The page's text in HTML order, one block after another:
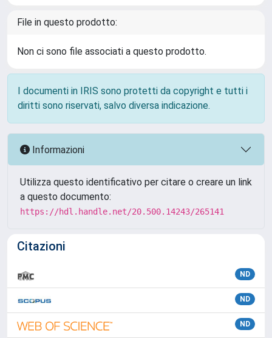
File in questo prodotto:
Non ci sono file associati a questo prodotto.
I documenti in IRIS sono protetti da copyright e tutti i
diritti sono riservati, salvo diversa indicazione.
Informazioni
Utilizza questo identificativo per citare o creare un link
a questo documento:
https://hdl.handle.net/20.500.14243/265141
Citazioni
ND
ND
ND